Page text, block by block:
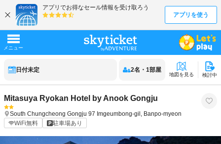
日付未定 2名 ・ 1部屋
地図を見る 検討中
Mitasuya Ryokan Hotel by Anook Gongju
South Chungcheong Gongju 97 Imgeumbong-gil, Banpo-myeon
WiFi無料
駐車場あり